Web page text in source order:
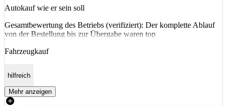
Autokauf wie er sein soll
Gesamtbewertung des Betriebs (verifiziert): Der komplette Ablauf
von der Bestellung bis zur Übergabe waren top
Fahrzeugkauf
hilfreich
Mehr anzeigen